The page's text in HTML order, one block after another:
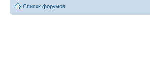
Список форумов